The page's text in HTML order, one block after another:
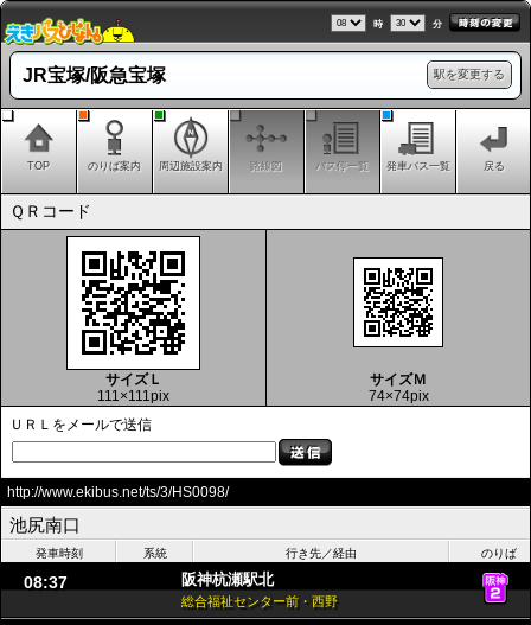
時 分
駅を変更する
JR宝塚/阪急宝塚
TOP のりば案内 周辺施設案内 路線図 バス停一覧 発車バス一覧 戻る
ＱＲコード
サイズＬ
111×111pix
サイズＭ
74×74pix
ＵＲＬをメールで送信
http://www.ekibus.net/ts/3/HS0098/
池尻南口
発車時刻 系統 行き先／経由 のりば
08:37 阪神杭瀬駅北
総合福祉センター前・西野